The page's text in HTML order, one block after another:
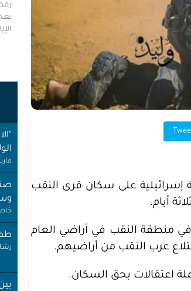
على سكان قرى النقب
أيام.
منطقة النقب في أراضي العام
اعتقالات بحق السكان.
عملٍ للهيئات العامة، ولكن من حقه
تلك الاستراتيجيات عن تفاصيلها،
حدوث السيناريوهات الأسوأ؟